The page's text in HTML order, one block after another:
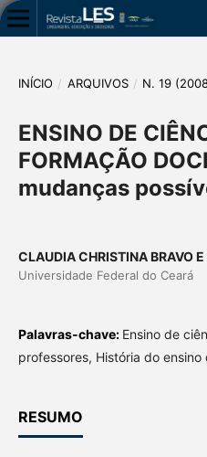
INÍCIO / ARQUIVOS / N. 19
ENSINO DE
FORMAÇÃO
mudanças
CLAUDIA CHRISTINA BRAVO
Universidade Federal do Ceará
Palavras-chave: Ensino de
professores, História do ensino
RESUMO